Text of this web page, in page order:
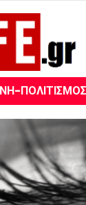
ΠΟΛΙΤΙΣΜΌΣ